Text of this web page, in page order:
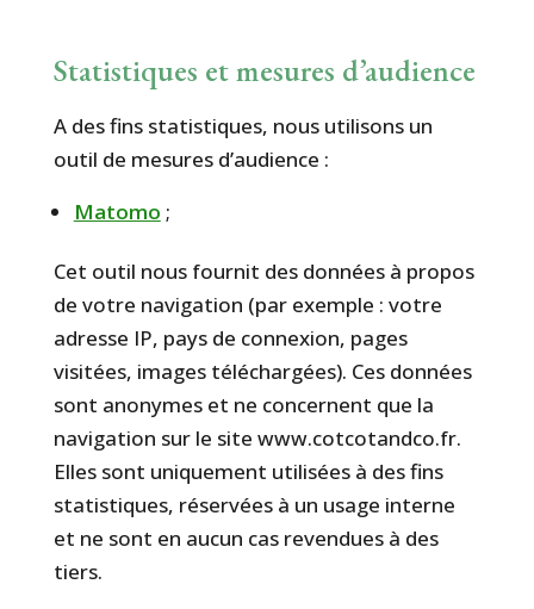
Statistiques et mesures d’audience
A des fins statistiques, nous utilisons un
outil de mesures d’audience :
Matomo ;
Cet outil nous fournit des données à propos
de votre navigation (par exemple : votre
adresse IP, pays de connexion, pages
visitées, images téléchargées). Ces données
sont anonymes et ne concernent que la
navigation sur le site www.cotcotandco.fr.
Elles sont uniquement utilisées à des fins
statistiques, réservées à un usage interne
et ne sont en aucun cas revendues à des
tiers.